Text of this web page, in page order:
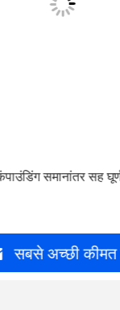
समानांतर सह
सबसे अच्छी कीमत